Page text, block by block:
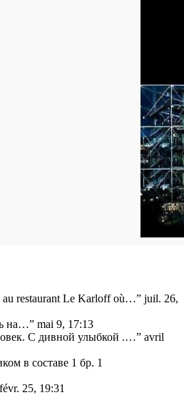
au restaurant Le Karloff où…” juil. 26,
на…” mai 9, 17:13
С дивной улыбкой .…” avril
в составе 1 бр. 1
févr. 25, 19:31